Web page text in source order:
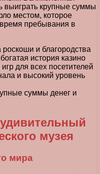
выиграть крупные суммы
местом, которое
время пребывания в
и благородства
история казино
для всех посетителей
и высокий уровень
суммы денег и
музея
мира